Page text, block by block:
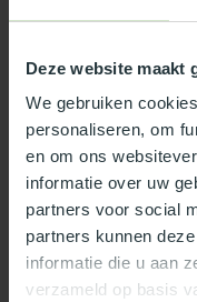
Deze website maakt
We gebruiken
personaliseren, om
en om ons
informatie over uw
partners voor social
partners kunnen
informatie die u aan
verzameld op basis
Specificaties
Reviews
Wat ons écht
Officieel Skylux dealer!